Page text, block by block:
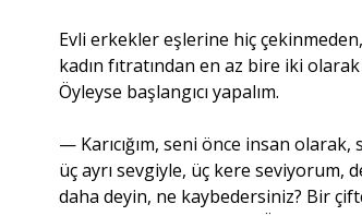
Evli erkekler eşlerine hiç
kadın fıtratından en az bire iki
Öyleyse başlangıcı yapalım.
— Karıcığım, seni önce insan
üç ayrı sevgiyle, üç kere
daha deyin, ne kaybedersiniz? Bir